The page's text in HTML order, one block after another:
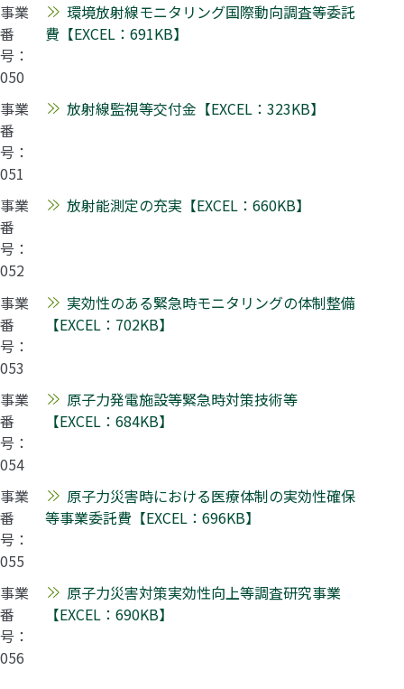
事業
番
号：
050
環境放射線モニタリング国際動向調査等委託
費【EXCEL：691KB】
事業
番
号：
051
放射線監視等交付金【EXCEL：323KB】
事業
番
号：
052
放射能測定の充実【EXCEL：660KB】
事業
番
号：
053
実効性のある緊急時モニタリングの体制整備
【EXCEL：702KB】
事業
番
号：
054
原子力発電施設等緊急時対策技術等
【EXCEL：684KB】
事業
番
号：
055
原子力災害時における医療体制の実効性確保
等事業委託費【EXCEL：696KB】
事業
番
号：
056
原子力災害対策実効性向上等調査研究事業
【EXCEL：690KB】